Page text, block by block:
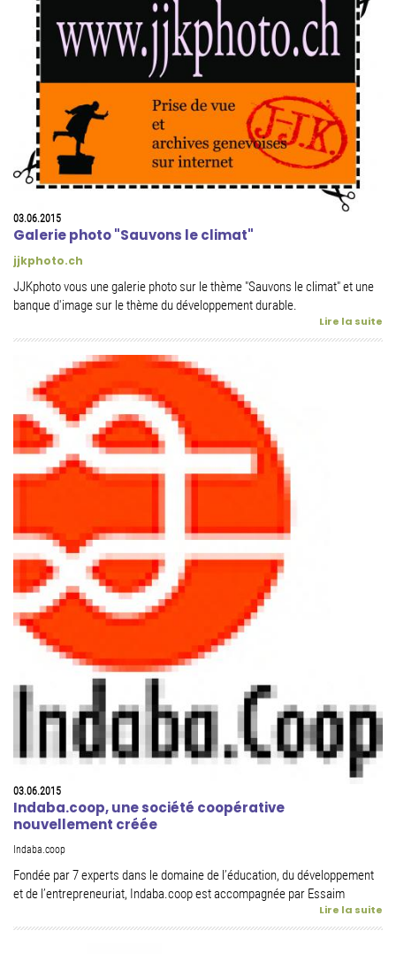
03.06.2015
Galerie photo "Sauvons le climat"
jjkphoto.ch
JJKphoto vous une galerie photo sur le thème "Sauvons le climat" et une
banque d'image sur le thème du développement durable.
Lire la suite
03.06.2015
Indaba.coop, une société coopérative
nouvellement créée
Indaba.coop
Fondée par 7 experts dans le domaine de l’éducation, du développement
et de l’entrepreneuriat, Indaba.coop est accompagnée par Essaim
Lire la suite